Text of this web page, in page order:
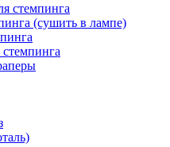
стемпинга
(сушить в лампе)